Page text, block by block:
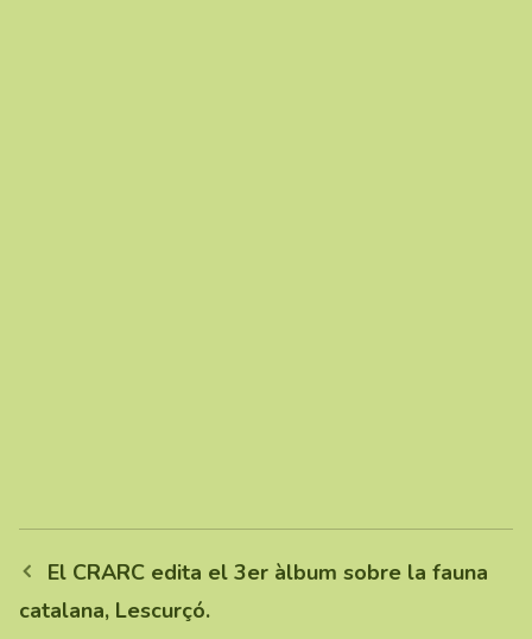
El CRARC edita el 3er àlbum sobre la fauna
catalana, Lescurçó.